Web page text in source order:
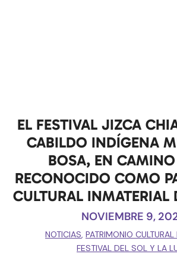
EL FESTIVAL JIZCA
CABILDO INDÍGENA
BOSA, EN CAMINO
RECONOCIDO COMO
CULTURAL INMATERIAL
NOVIEMBRE 9,
NOTICIAS, PATRIMONIO CULTURAL
FESTIVAL DEL SOL Y LA